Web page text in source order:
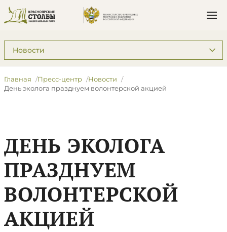
Подразделы: Пресс-центр
Главная Пресс-центр
Новости
День эколога празднуем волонтерской акцией
ДЕНЬ ЭКОЛОГА
ПРАЗДНУЕМ
ВОЛОНТЕРСКОЙ
АКЦИЕЙ